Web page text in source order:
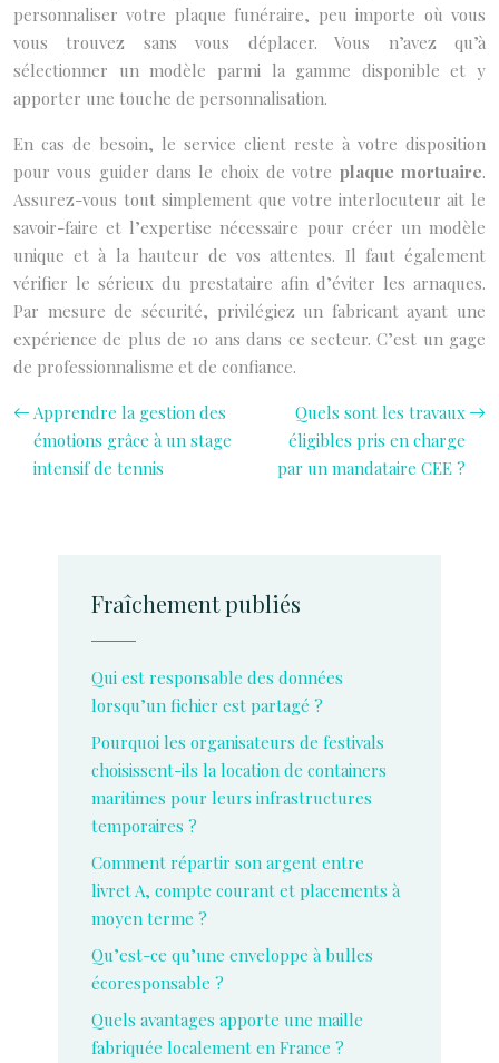
personnaliser votre plaque funéraire, peu importe où vous
vous trouvez sans vous déplacer. Vous n’avez qu’à
sélectionner un modèle parmi la gamme disponible et y
apporter une touche de personnalisation.
En cas de besoin, le service client reste à votre disposition
pour vous guider dans le choix de votre plaque mortuaire.
Assurez-vous tout simplement que votre interlocuteur ait le
savoir-faire et l’expertise nécessaire pour créer un modèle
unique et à la hauteur de vos attentes. Il faut également
vérifier le sérieux du prestataire afin d’éviter les arnaques.
Par mesure de sécurité, privilégiez un fabricant ayant une
expérience de plus de 10 ans dans ce secteur. C’est un gage
de professionnalisme et de confiance.
Apprendre la gestion des
émotions grâce à un stage
intensif de tennis
Quels sont les travaux
éligibles pris en charge
par un mandataire CEE ?
Fraîchement publiés
Qui est responsable des données
lorsqu’un fichier est partagé ?
Pourquoi les organisateurs de festivals
choisissent-ils la location de containers
maritimes pour leurs infrastructures
temporaires ?
Comment répartir son argent entre
livret A, compte courant et placements à
moyen terme ?
Qu’est-ce qu’une enveloppe à bulles
écoresponsable ?
Quels avantages apporte une maille
fabriquée localement en France ?